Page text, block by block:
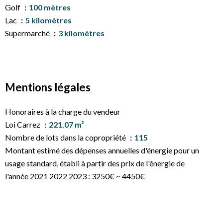
Golf
100 mètres
Lac
5 kilomètres
Supermarché
3 kilomètres
Mentions légales
Honoraires à la charge du vendeur
Loi Carrez
221.07 m²
Nombre de lots dans la copropriété
115
Montant estimé des dépenses annuelles d'énergie pour un
usage standard, établi à partir des prix de l'énergie de
l'année 2021 2022 2023 : 3250€ ~ 4450€